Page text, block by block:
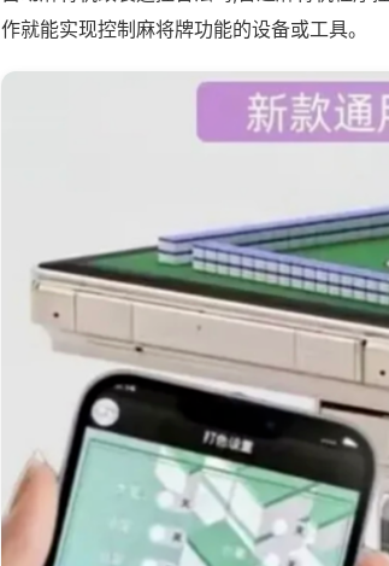
作就能实现控制麻将牌功能的设备或工具。